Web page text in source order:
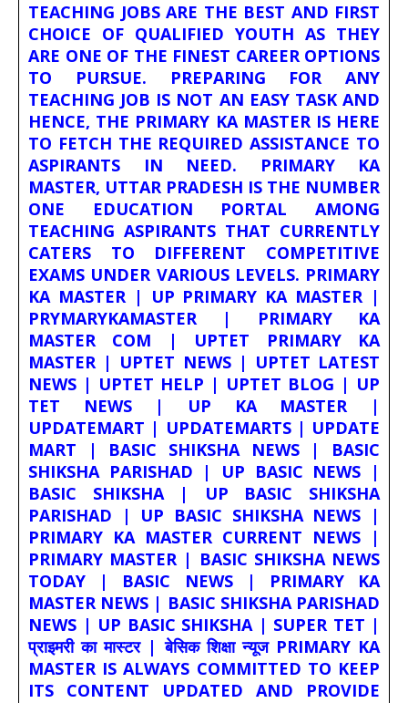
TEACHING JOBS ARE THE BEST AND FIRST
CHOICE OF QUALIFIED YOUTH AS THEY
ARE ONE OF THE FINEST CAREER OPTIONS
TO PURSUE. PREPARING FOR ANY
TEACHING JOB IS NOT AN EASY TASK AND
HENCE, THE PRIMARY KA MASTER IS HERE
TO FETCH THE REQUIRED ASSISTANCE TO
ASPIRANTS IN NEED. PRIMARY KA
MASTER, UTTAR PRADESH IS THE NUMBER
ONE EDUCATION PORTAL AMONG
TEACHING ASPIRANTS THAT CURRENTLY
CATERS TO DIFFERENT COMPETITIVE
EXAMS UNDER VARIOUS LEVELS. PRIMARY
KA MASTER | UP PRIMARY KA MASTER |
PRYMARYKAMASTER | PRIMARY KA
MASTER COM | UPTET PRIMARY KA
MASTER | UPTET NEWS | UPTET LATEST
NEWS | UPTET HELP | UPTET BLOG | UP
TET NEWS | UP KA MASTER |
UPDATEMART | UPDATEMARTS | UPDATE
MART | BASIC SHIKSHA NEWS | BASIC
SHIKSHA PARISHAD | UP BASIC NEWS |
BASIC SHIKSHA | UP BASIC SHIKSHA
PARISHAD | UP BASIC SHIKSHA NEWS |
PRIMARY KA MASTER CURRENT NEWS |
PRIMARY MASTER | BASIC SHIKSHA NEWS
TODAY | BASIC NEWS | PRIMARY KA
MASTER NEWS | BASIC SHIKSHA PARISHAD
NEWS | UP BASIC SHIKSHA | SUPER TET |
प्राइमरी का मास्टर | बेसिक शिक्षा न्यूज PRIMARY KA
MASTER IS ALWAYS COMMITTED TO KEEP
ITS CONTENT UPDATED AND PROVIDE